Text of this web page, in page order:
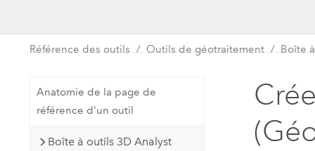
Logiciel SIG leader du marché
ArcGIS Enterprise
la cartographie
Fournisseurs d’énergie
Santé et services à la
Administrations nationales
Référence des outils Outils de géotraitement Boîte
Anatomie de la page de
référence d'un outil
Boîte à outils 3D Analyst